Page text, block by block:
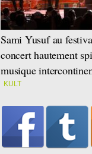
Sami Yusuf au
concert hautement
musique
KULT